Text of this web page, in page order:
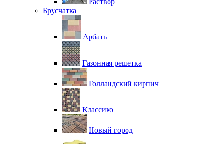
Раствор
Брусчатка
Арбать
Газонная решетка
Голландский кирпич
Классико
Новый город